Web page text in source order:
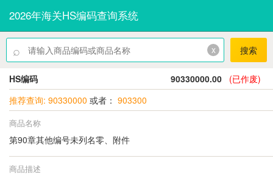
2026年海关HS编码查询系统
⌕ x 搜索
HS编码 90330000.00
(已作废)
推荐查询: 90330000 或者： 903300
商品名称
第90章其他编号未列名零、附件
商品描述